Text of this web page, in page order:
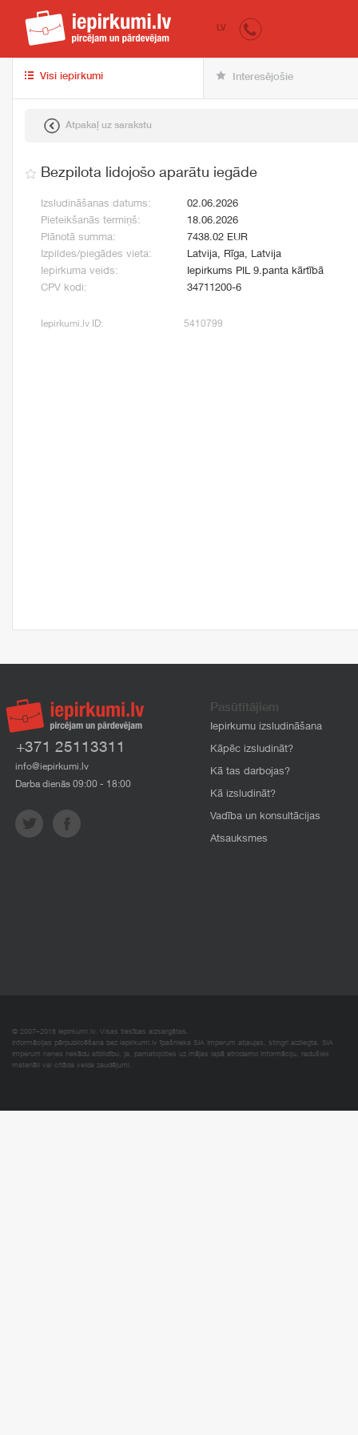
iepirkumi.lv
LV
Visi iepirkumi Interesējošie
Atpakaļ uz sarakstu
Bezpilota lidojošo aparātu iegāde
Izsludināšanas datums:
02.06.2026
Pieteikšanās termiņš:
18.06.2026
Plānotā summa:
7438.02 EUR
Izpildes/piegādes vieta:
Latvija, Rīga, Latvija
Iepirkuma veids:
Iepirkums PIL 9.panta kārtībā
CPV kodi:
34711200-6
Iepirkumi.lv ID: 5410799
+371 25113311
info@iepirkumi.lv
Darba dienās 09:00 - 18:00
Pasūtītājiem
Iepirkumu izsludināšana
Kāpēc izsludināt?
Kā tas darbojas?
Kā izsludināt?
Vadība un konsultācijas
Atsauksmes
© 2007–2018 Iepirkumi.lv. Visas tiesības aizsargātas.
Informācijas pārpublicēšana bez iepirkumi.lv īpašnieka SIA Imperum atļaujas, stingri aizliegta. SIA
Imperum nenes nekādu atbildību, ja, pamatojoties uz mājas lapā atrodamo informāciju, radušies
materiāli vai citāda veida zaudējumi.